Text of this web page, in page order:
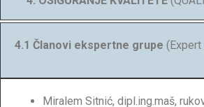
4.1 Članovi ekspertne grupe
Miralem Sitnić, dipl.ing.maš,